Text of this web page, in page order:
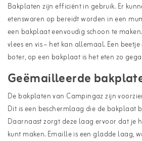
Bakplaten zijn efficiënt in gebruik. Er
etenswaren op bereidt worden in een
een bakplaat eenvoudig schoon te
vlees en vis – het kan allemaal. Een
boter, op een bakplaat is het eten zo
Geëmailleerde
De bakplaten van Campingaz zijn
Dit is een beschermlaag die de bakplaat
Daarnaast zorgt deze laag ervoor dat je
kunt maken. Emaille is een gladde laag,